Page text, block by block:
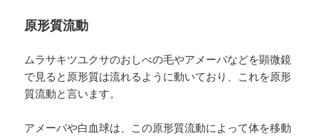
原形質流動
ムラサキツユクサのおしべの毛やアメーバなどを顕微鏡
で見ると原形質は流れるように動いており、これを原形
質流動と言います。
アメーバや白血球は、この原形質流動によって体を移動